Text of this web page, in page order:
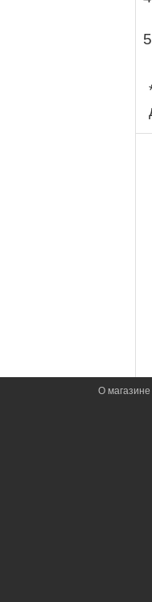
О магазине